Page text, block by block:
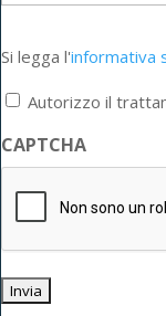
legga
l'informativa
privacy
*
Si legga l'informativa
Autorizzo il
CAPTCHA